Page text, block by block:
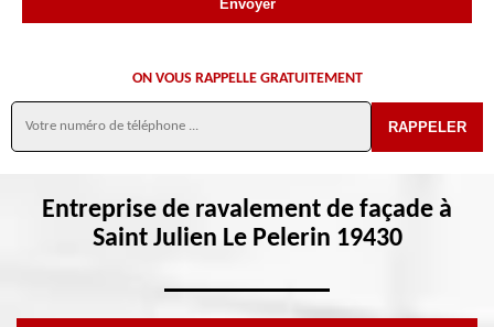
ON VOUS RAPPELLE GRATUITEMENT
Entreprise de ravalement de façade à
Saint Julien Le Pelerin 19430